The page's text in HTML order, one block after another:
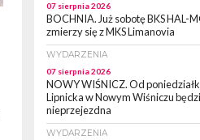
07 sierpnia 2026
BOCHNIA. Już sobotę BKS HAL-
zmierzy się z MKS Limanovia
WYDARZENIA
07 sierpnia 2026
NOWY WIŚNICZ. Od
Lipnicka w Nowym Wiśniczu
nieprzejezdna
WYDARZENIA